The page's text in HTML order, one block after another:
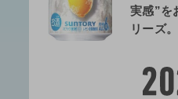
実感”を
リーズ。